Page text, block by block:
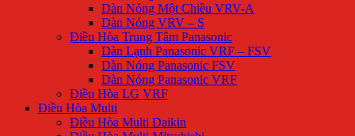
Dàn Nóng Một Chiều VRV-A
Dàn Nóng VRV – S
Điều Hòa Trung Tâm Panasonic
Dàn Lạnh Panasonic VRF – FSV
Dàn Nóng Panasonic FSV
Dàn Nóng Panasonic VRF
Điều Hòa LG VRF
Điều Hòa Multi
Điều Hòa Multi Daikin